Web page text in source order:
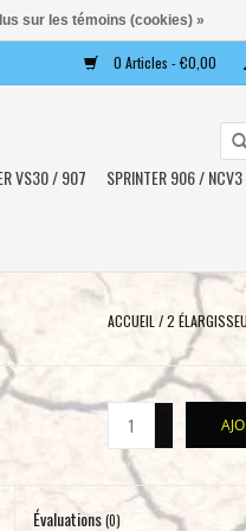
0 Articles - €0,00
VS30 / 907
SPRINTER 906 / NCV3
ACCUEIL /2
Évaluations(0)
sur les témoins (cookies) »